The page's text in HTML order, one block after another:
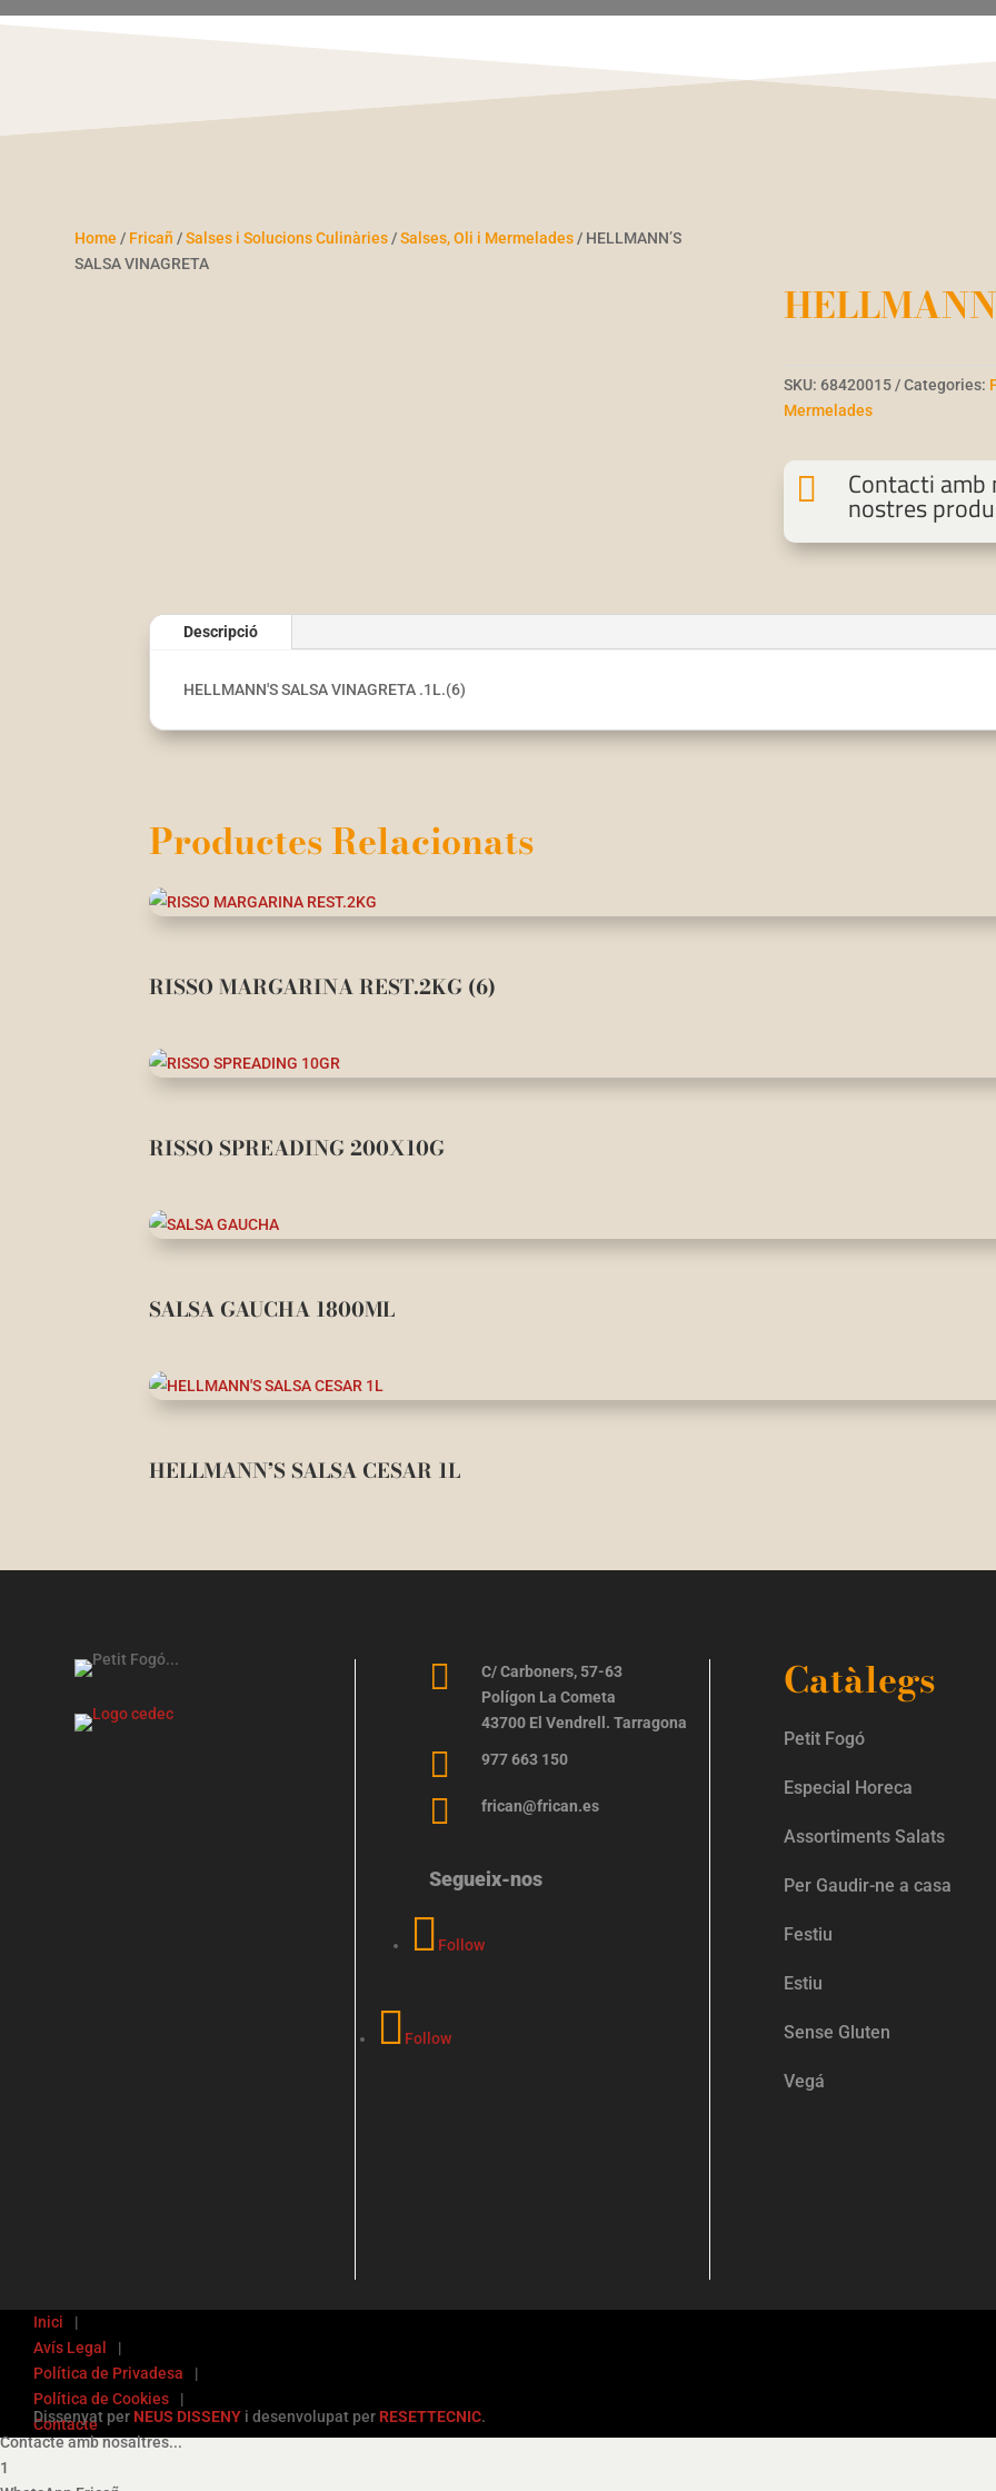
Home / Fricañ /Salses i Solucions Culinàries /Salses, Oli i Mermelades / HELLMANN’S
SALSA VINAGRETA
SKU:68420015 Categories:
Mermelades
 Contacti
nostres
Descripció
HELLMANN'S SALSA VINAGRETA .1L.(6)
Productes Relacionats
RISSO MARGARINA REST.2KG (6)
RISSO SPREADING 200X10G
SALSA GAUCHA 1800ML
HELLMANN’S SALSA CESAR 1L

C/ Carboners, 57-63
Polígon La Cometa
43700 El Vendrell. Tarragona
 977 663 150
 frican@frican.es
Segueix-nos
Follow
Follow
Catàlegs
Petit Fogó
Especial Horeca
Assortiments Salats
Per Gaudir-ne a casa
Festiu
Estiu
Sense Gluten
Vegá
Inici
Avís Legal
Política de Privadesa
Política de Cookies
Contacte
Dissenyat per NEUS DISSENY i desenvolupat per RESETTECNIC.
Contacte amb nosaltres...
1